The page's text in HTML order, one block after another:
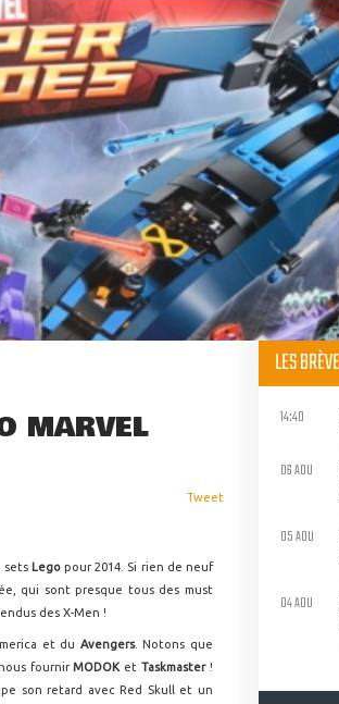
MARVEL
Tweet
sets Lego pour 2014. Si rien de neuf
qui sont presque tous des must
des X-Men !
et du Avengers. Notons que
fournirMODOK etTaskmaster!
son retard avec Red Skull et un
LES
14:40
06 AOU
05 AOU
04 AOU